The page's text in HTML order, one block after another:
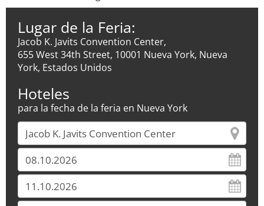
Lugar de la Feria:
Jacob K. Javits Convention Center,
655 West 34th Street, 10001 Nueva York, Nueva
York, Estados Unidos
Hoteles
para la fecha de la feria en Nueva York